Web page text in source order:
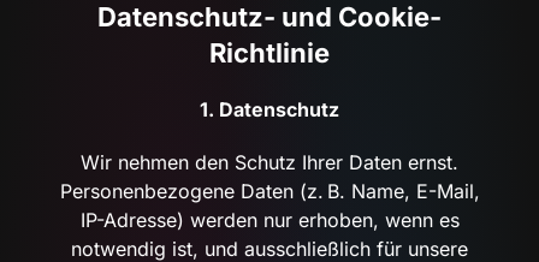
Datenschutz- und Cookie-
Richtlinie
1. Datenschutz
Wir nehmen den Schutz Ihrer Daten ernst.
Personenbezogene Daten (z. B. Name, E-Mail,
IP-Adresse) werden nur erhoben, wenn es
notwendig ist, und ausschließlich für unsere